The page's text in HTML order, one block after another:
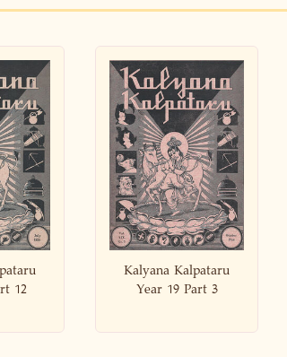
3
Kalyana Kalpataru
Year 19 Part 5